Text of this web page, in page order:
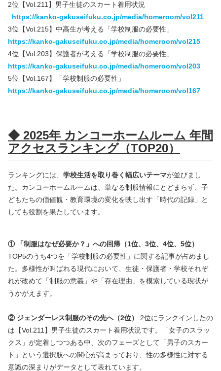
2位【Vol.211】男子生徒のスカート着用状況
https://kanko-gakuseifuku.co.jp/media/homeroom/vol211
3位【Vol.215】中高生が考える「学校制服の必要性」
https://kanko-gakuseifuku.co.jp/media/homeroom/vol215
4位【Vol.203】保護者が考える「学校制服の必要性」
https://kanko-gakuseifuku.co.jp/media/homeroom/vol203
5位【Vol.167】「学校制服の必要性」
https://kanko-gakuseifuku.co.jp/media/homeroom/vol167
◆ 2025年 カンコーホームルーム 年間
アクセスランキング（TOP20）
ランキングには、 学校生活を取り巻く幅広いテーマが並びまし
た。カンコーホームルームは、単なる制服情報にとどまらず、子
どもたちの価値観・教育環境の変化を映し出す「時代の記録」と
しても役割を果たしています。
① 「制服はなぜ必要か？」への回帰（1位、3位、4位、5位）
TOP5のうち4つを「学校制服の必要性」に関する記事が占めまし
た。多様性が叫ばれる現代において、生徒・保護者・学校それぞ
れが改めて「制服の意義」や「存在理由」を模索している現状が
うかがえます。
② ジェンダーレス制服のその先へ（2位）
2位にランクインしたの
は【Vol.211】男子生徒のスカート着用状況です。「女子のスラッ
クス」が定着しつつある中、次のフェーズとして「男子のスカー
ト」という選択肢への関心が高まっており、性の多様性に対する
意識の深まりがデータとして表れています。